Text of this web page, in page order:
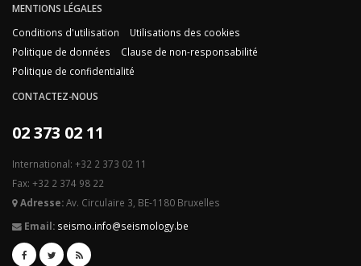
MENTIONS LÉGALES
Conditions d'utilisation
Utilisations des cookies
Politique de données
Clause de non-responsabilité
Politique de confidentialité
CONTACTEZ-NOUS
02 373 02 11
International: +32 2 373 02 11
Fax: +32 2 374 98 22
Adresse:Av. Circulaire 3, BE-1180 Bruxelles
Email: seismo.info@seismology.be